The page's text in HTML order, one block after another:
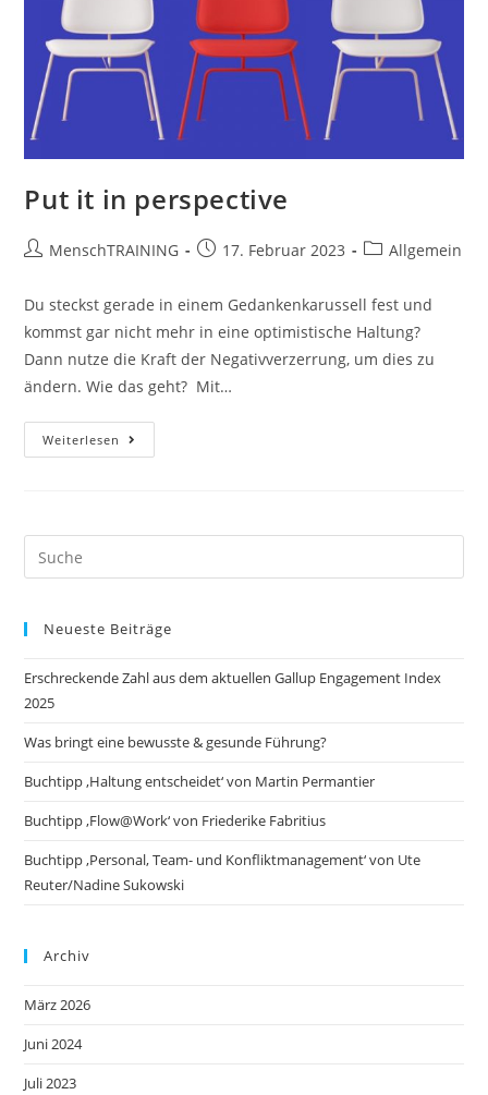
Put it in perspective
Beitrags-
MenschTRAINING
Beitrag17. Februar 2023
Beitrags-
Allgemein
Du steckst gerade in einem Gedankenkarussell fest und
kommst gar nicht mehr in eine optimistische Haltung?
Dann nutze die Kraft der Negativverzerrung, um dies zu
ändern. Wie das geht? Mit…
Weiterlesen Put
It
Search
this
Neueste Beiträge
Erschreckende Zahl aus dem aktuellen Gallup Engagement Index
2025
Was bringt eine bewusste & gesunde Führung?
Buchtipp ‚Haltung entscheidet‘ von Martin Permantier
Buchtipp ‚Flow@Work‘ von Friederike Fabritius
Buchtipp ‚Personal, Team- und Konfliktmanagement‘ von Ute
Reuter/Nadine Sukowski
Archiv
März 2026
Juni 2024
Juli 2023